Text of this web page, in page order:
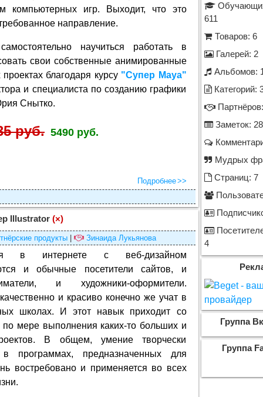
компьютерных игр. Выходит, что это
направление.
научиться работать в
свои собственные анимированные
благодаря курсу "Супер Maya"
и специалиста по созданию графики
Снытко.
руб. 5490 руб.
Подробнее
Illustrator (×)
продукты| Зинаида Лукьянова
в интернете с веб-дизайном
и обычные посетители сайтов, и
и художники-оформители.
и красиво конечно же учат в
школах. И этот навык приходит со
мере выполнения каких-то больших и
В общем, умение творчески
программах, предназначенных для
востребовано и применяется во всех
611
Товаров: 6
Галерей: 2
Альбомов:
Категорий:
Заметок: 28
Мудрых
Страниц: 7
4
Группа
Группа